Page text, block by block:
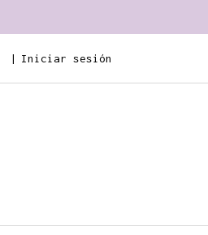
Iniciar sesión